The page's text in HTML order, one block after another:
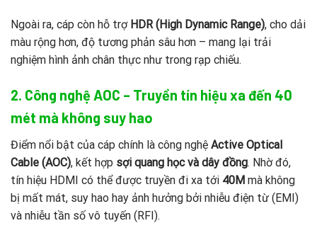
Ngoài ra, cáp còn hỗ trợ HDR (High Dynamic Range), cho dải
màu rộng hơn, độ tương phản sâu hơn – mang lại trải
nghiệm hình ảnh chân thực như trong rạp chiếu.
2. Công nghệ AOC – Truyền tín hiệu xa đến 40
mét mà không suy hao
Điểm nổi bật của cáp chính là công nghệ Active Optical
Cable (AOC), kết hợp sợi quang học và dây đồng. Nhờ đó,
tín hiệu HDMI có thể được truyền đi xa tới 40M mà không
bị mất mát, suy hao hay ảnh hưởng bởi nhiễu điện từ (EMI)
và nhiễu tần số vô tuyến (RFI).